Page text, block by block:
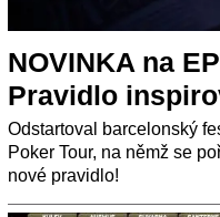
NOVINKA na
Pravidlo
Odstartoval barcelonský
Poker Tour, na němž se
nové pravidlo!